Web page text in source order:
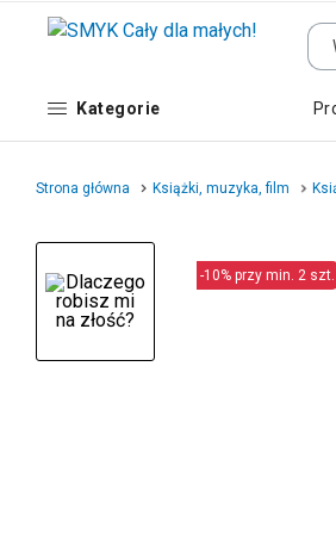
Kategorie
Strona główna Książki, muzyka, film
-10% przy min. 2 szt.